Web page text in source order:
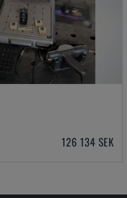
126 134 SEK